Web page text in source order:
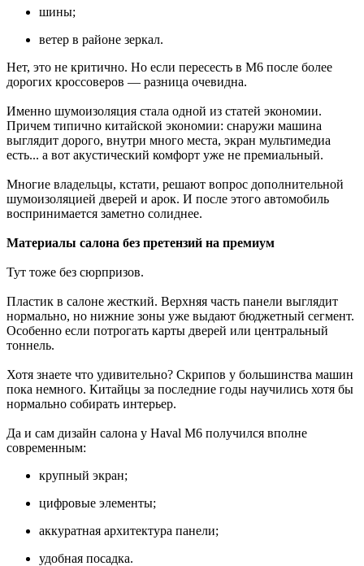
шины;
ветер в районе зеркал.
Нет, это не критично. Но если пересесть в M6 после более
дорогих кроссоверов — разница очевидна.
Именно шумоизоляция стала одной из статей экономии.
Причем типично китайской экономии: снаружи машина
выглядит дорого, внутри много места, экран мультимедиа
есть... а вот акустический комфорт уже не премиальный.
Многие владельцы, кстати, решают вопрос дополнительной
шумоизоляцией дверей и арок. И после этого автомобиль
воспринимается заметно солиднее.
Материалы салона без претензий на премиум
Тут тоже без сюрпризов.
Пластик в салоне жесткий. Верхняя часть панели выглядит
нормально, но нижние зоны уже выдают бюджетный сегмент.
Особенно если потрогать карты дверей или центральный
тоннель.
Хотя знаете что удивительно? Скрипов у большинства машин
пока немного. Китайцы за последние годы научились хотя бы
нормально собирать интерьер.
Да и сам дизайн салона у Haval M6 получился вполне
современным:
крупный экран;
цифровые элементы;
аккуратная архитектура панели;
удобная посадка.